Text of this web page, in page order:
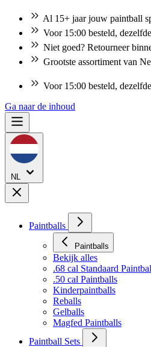
Al 15+ jaar jouw paintball
Voor 15:00 besteld,
Niet goed? Retourneer
Grootste assortiment van
Voor 15:00 besteld,
Ga naar de inhoud
NL
Paintballs
Paintballs
Bekijk alles
.68 cal Standaard
.50 cal Paintballs
Kinderpaintballs
Reballs
Gelballs
Magfed Paintballs
Paintball Sets